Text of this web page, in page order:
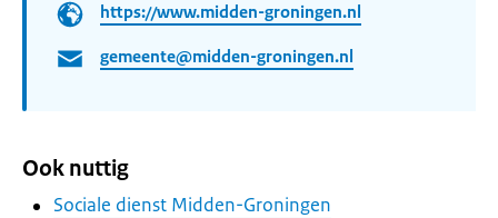
https://www.midden-groningen.nl
gemeente@midden-groningen.nl
Ook nuttig
Sociale dienst Midden-Groningen